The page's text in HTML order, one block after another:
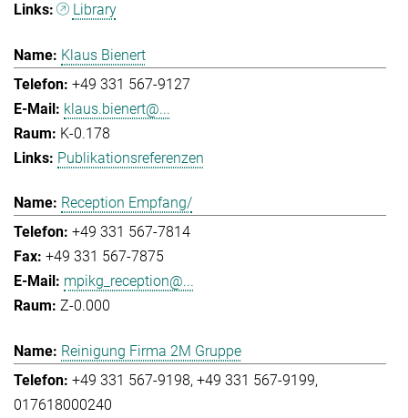
Library
Klaus Bienert
+49 331 567-9127
klaus.bienert@...
K-0.178
Publikationsreferenzen
Reception Empfang/
+49 331 567-7814
+49 331 567-7875
mpikg_reception@...
Z-0.000
Reinigung Firma 2M Gruppe
+49 331 567-9198 +49 331 567-9199
017618000240